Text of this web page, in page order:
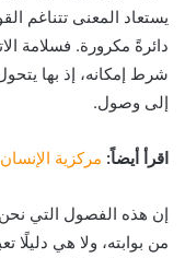
يستعاد المعنى تتناغم
دائرةً مكرورة. فسلامة
شرط إمكانه، إذ بها
إلى وصول.
اقرأ أيضاً: مركزية
إن هذه الفصول التي
من بوابته، ولا هي دليلًا